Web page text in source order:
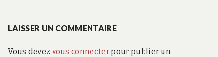
LAISSER UN COMMENTAIRE
Vous devez vous connecterpour publier un